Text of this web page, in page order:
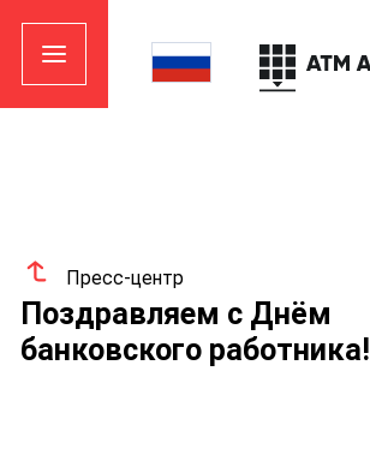
Пресс-центр
Поздравляем с Днём
банковского работника!